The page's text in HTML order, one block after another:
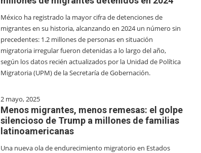
México ha registrado la mayor cifra de detenciones de
migrantes en su historia, alcanzando en 2024 un número sin
precedentes: 1.2 millones de personas en situación
migratoria irregular fueron detenidas a lo largo del año,
según los datos recién actualizados por la Unidad de Política
Migratoria (UPM) de la Secretaría de Gobernación.
2 mayo, 2025
Menos migrantes, menos remesas: el golpe
silencioso de Trump a millones de familias
latinoamericanas
Una nueva ola de endurecimiento migratorio en Estados